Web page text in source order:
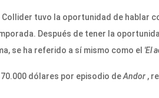
Collider tuvo la oportunidad de hablar
Después de tener la
se ha referido a sí mismo como el 'El
dólares por episodio deAndor ,